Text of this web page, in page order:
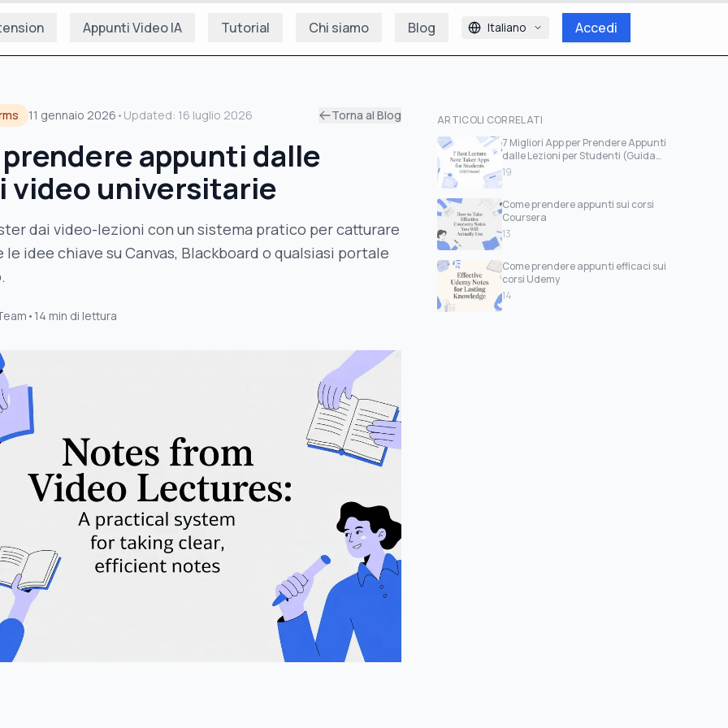
Appunti Video IA Tutorial Chi siamo Blog Italiano Accedi
11 gennaio 2026 • Updated: 16 luglio 2026 Torna al Blog
appunti dalle
video universitarie
dai video-lezioni con un sistema pratico per catturare
idee chiave su Canvas, Blackboard o qualsiasi portale
• 14 min di lettura
ARTICOLI CORRELATI
7 Migliori App per Prendere Appunti
dalle Lezioni per Studenti (Guida
2026)
19
Come prendere appunti sui corsi
Coursera
13
Come prendere appunti efficaci sui
corsi Udemy
14